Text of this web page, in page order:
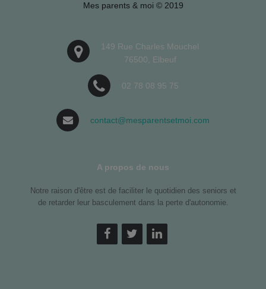
Mes parents & moi © 2019
149 Rue Charles Mouchel
76500, Elbeuf
02 78 08 95 75
contact@mesparentsetmoi.com
A propos de nous
Notre raison d'être est de faciliter le quotidien des seniors et
de retarder leur basculement dans la perte d'autonomie.